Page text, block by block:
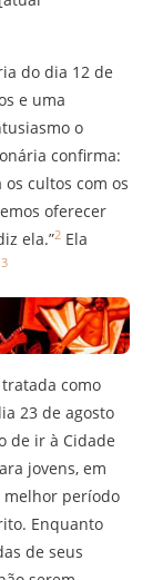
do dia 12 de
e uma
o
confirma:
cultos com os
oferecer
ela.”2 Ela
3
como
23 de agosto
de ir à Cidade
jovens, em
melhor período
Enquanto
de seus